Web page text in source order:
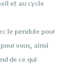
et au cycle
le pendule pour
vous, ainsi
de ce qui